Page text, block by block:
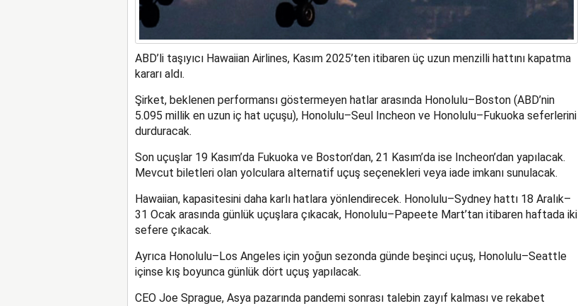
ABD’li taşıyıcı Hawaiian Airlines, Kasım 2025’ten itibaren üç uzun menzilli hattını kapatma
kararı aldı.
Şirket, beklenen performansı göstermeyen hatlar arasında Honolulu–Boston (ABD’nin
5.095 millik en uzun iç hat uçuşu), Honolulu–Seul Incheon ve Honolulu–Fukuoka seferlerini
durduracak.
Son uçuşlar 19 Kasım’da Fukuoka ve Boston’dan, 21 Kasım’da ise Incheon’dan yapılacak.
Mevcut biletleri olan yolculara alternatif uçuş seçenekleri veya iade imkanı sunulacak.
Hawaiian, kapasitesini daha karlı hatlara yönlendirecek. Honolulu–Sydney hattı 18 Aralık–
31 Ocak arasında günlük uçuşlara çıkacak, Honolulu–Papeete Mart’tan itibaren haftada iki
sefere çıkacak.
Ayrıca Honolulu–Los Angeles için yoğun sezonda günde beşinci uçuş, Honolulu–Seattle
içinse kış boyunca günlük dört uçuş yapılacak.
CEO Joe Sprague, Asya pazarında pandemi sonrası talebin zayıf kalması ve rekabet